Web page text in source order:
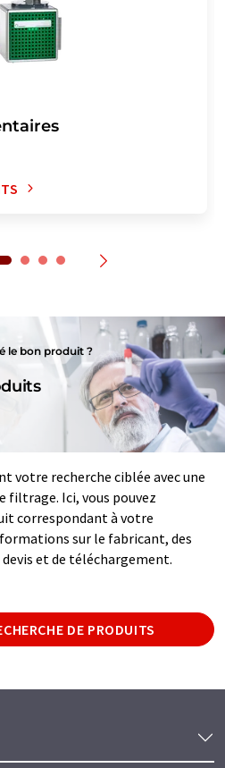
le bon produit ?
votre recherche ciblée avec une
filtrage. Ici, vous pouvez
correspondant à votre
sur le fabricant, des
et de téléchargement.
DE PRODUITS